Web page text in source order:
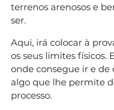
terrenos arenosos e
ser.
Aqui, irá colocar à
os seus limites físicos.
onde consegue ir e de
algo que lhe permite
processo.